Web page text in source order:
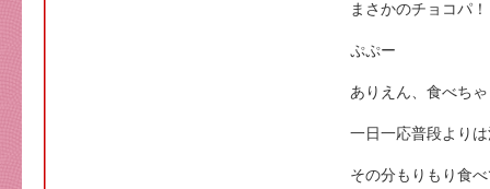
まさかのチョコパ！
ぷぷー
ありえん、食べち
一日一応普段より
その分もりもり食